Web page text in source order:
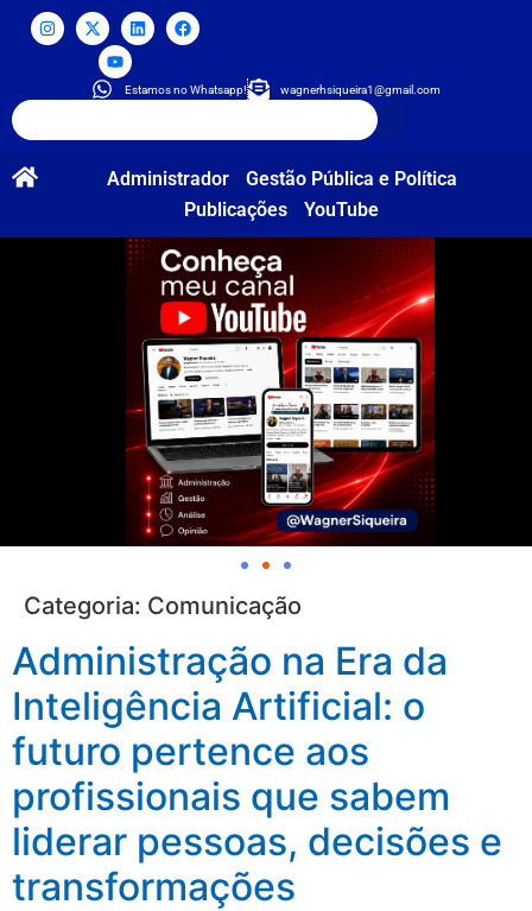
Estamos no Whatsapp! wagnerhsiqueira1@gmail.com
Administrador
Gestão Pública e Política
Publicações
YouTube
Categoria: Comunicação
Administração na Era da
Inteligência Artificial: o
futuro pertence aos
profissionais que sabem
liderar pessoas, decisões e
transformações